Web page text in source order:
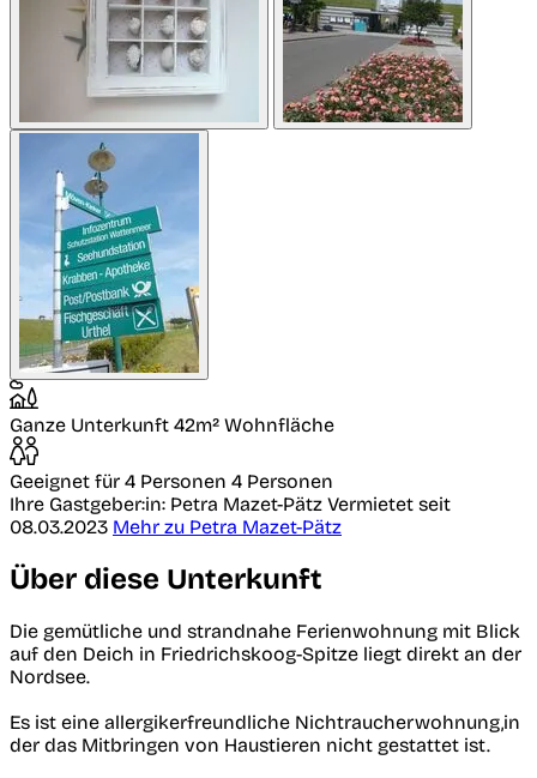
Ganze Unterkunft 42m² Wohnfläche
Geeignet für 4 Personen 4 Personen
Ihre Gastgeber:in: Petra Mazet-Pätz Vermietet seit
08.03.2023 Mehr zu Petra Mazet-Pätz
Über diese Unterkunft
Die gemütliche und strandnahe Ferienwohnung mit Blick
auf den Deich in Friedrichskoog-Spitze liegt direkt an der
Nordsee.
Es ist eine allergikerfreundliche Nichtraucherwohnung,in
der das Mitbringen von Haustieren nicht gestattet ist.